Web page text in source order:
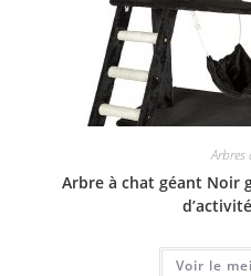
Arbres
Arbre à chat géant
Voir le